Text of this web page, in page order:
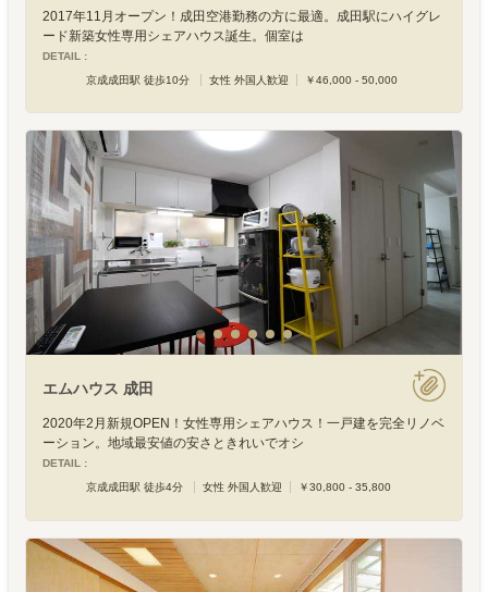
2017年11月オープン！成田空港勤務の方に最適。成田駅にハイグレ
ード新築女性専用シェアハウス誕生。個室は
DETAIL :
京成成田駅 徒歩10分
女性 外国人歓迎 ￥46,000 - 50,000
エムハウス 成田
2020年2月新規OPEN！女性専用シェアハウス！一戸建を完全リノベ
ーション。地域最安値の安さときれいでオシ
DETAIL :
京成成田駅 徒歩4分
女性 外国人歓迎 ￥30,800 - 35,800